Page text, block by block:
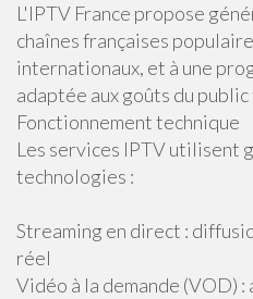
L'IPTV France propose
chaînes françaises
internationaux, et à une
adaptée aux goûts du public
Fonctionnement technique
Les services IPTV utilisent
technologies :
Streaming en direct :
réel
Vidéo à la demande (VOD) :